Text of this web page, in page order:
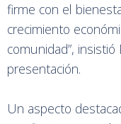
firme con el
crecimiento
comunidad”,
presentación.
Un aspecto